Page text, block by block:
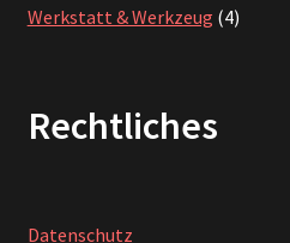
Produkte
Werkstatt & Werkzeug 44
Rechtliches
Datenschutz